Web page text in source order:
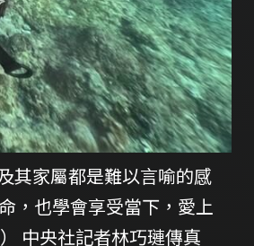
其家屬都是難以言喻的感
，也學會享受當下，愛上
中央社記者林巧璉傳真